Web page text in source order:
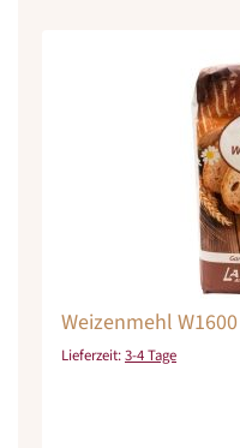
Weizenmehl W1600
Lieferzeit:3-4 Tage